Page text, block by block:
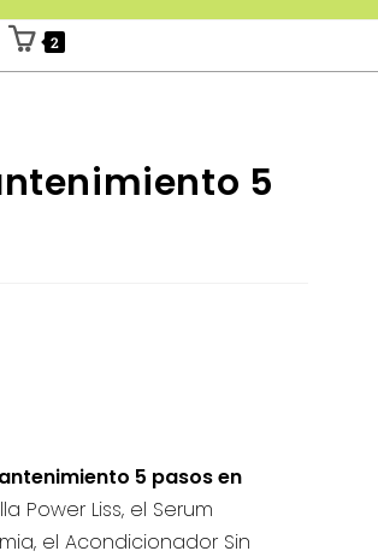
2
5
5 pasos en
Power Liss, el Serum
el Acondicionador Sin